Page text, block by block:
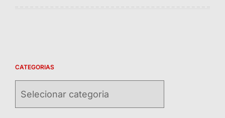
CATEGORIAS